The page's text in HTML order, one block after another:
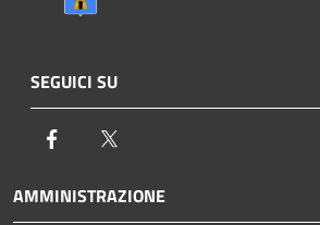
SEGUICI SU
Facebook
AMMINISTRAZIONE